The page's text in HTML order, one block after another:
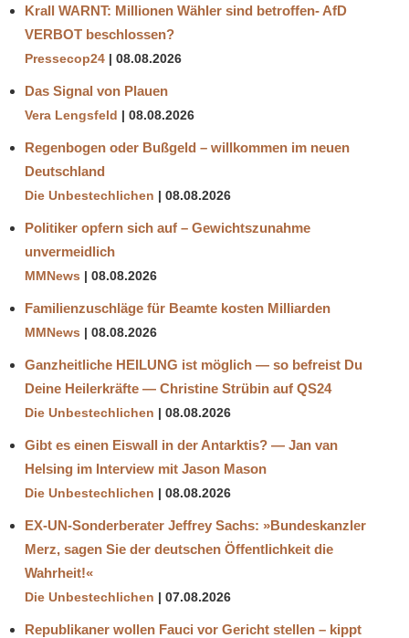
Krall WARNT: Millionen Wähler sind betroffen- AfD
VERBOT beschlossen?
Pressecop24 08.08.2026
Das Signal von Plauen
Vera Lengsfeld 08.08.2026
Regenbogen oder Bußgeld – willkommen im neuen
Deutschland
Die Unbestechlichen 08.08.2026
Politiker opfern sich auf – Gewichtszunahme
unvermeidlich
MMNews 08.08.2026
Familienzuschläge für Beamte kosten Milliarden
MMNews 08.08.2026
Ganzheitliche HEILUNG ist möglich — so befreist Du
Deine Heilerkräfte — Christine Strübin auf QS24
Die Unbestechlichen 08.08.2026
Gibt es einen Eiswall in der Antarktis? — Jan van
Helsing im Interview mit Jason Mason
Die Unbestechlichen 08.08.2026
EX-UN-Sonderberater Jeffrey Sachs: »Bundeskanzler
Merz, sagen Sie der deutschen Öffentlichkeit die
Wahrheit!«
Die Unbestechlichen 07.08.2026
Republikaner wollen Fauci vor Gericht stellen – kippt